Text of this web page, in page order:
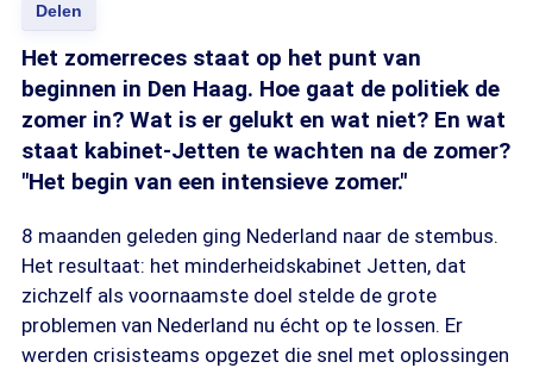
Delen
Het zomerreces staat op het punt van
beginnen in Den Haag. Hoe gaat de politiek de
zomer in? Wat is er gelukt en wat niet? En wat
staat kabinet-Jetten te wachten na de zomer?
"Het begin van een intensieve zomer."
8 maanden geleden ging Nederland naar de stembus.
Het resultaat: het minderheidskabinet Jetten, dat
zichzelf als voornaamste doel stelde de grote
problemen van Nederland nu écht op te lossen. Er
werden crisisteams opgezet die snel met oplossingen